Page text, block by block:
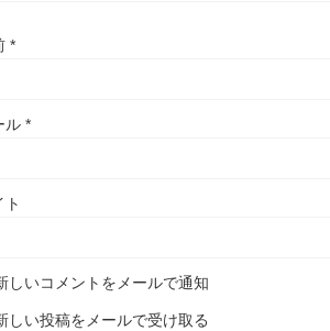
*
ル *
ト
しいコメントをメールで通知
しい投稿をメールで受け取る